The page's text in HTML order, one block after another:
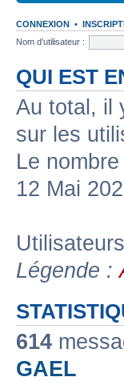
CONNEXION •
Nom d’utilisateur :
QUI EST
Au total, il
sur les
Le
12 Mai
Légende :
614
GAEL